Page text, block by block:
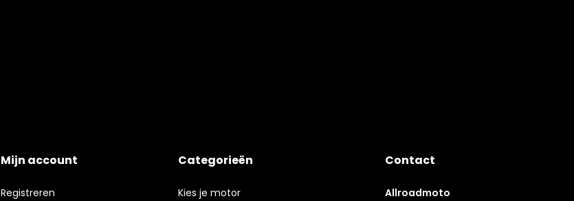
Mijn account
Registreren
Categorieën
Kies je motor
Contact
Allroadmoto